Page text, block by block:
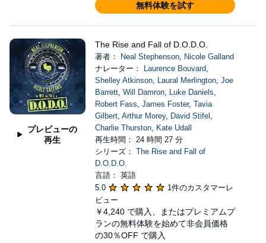
無料体験を試す
プレビューの
再生
The Rise and Fall of D.O.D.O.
著者： Neal Stephenson, Nicole Galland
ナレーター：
Laurence Bouvard,
Shelley Atkinson, Laural Merlington, Joe
Barrett, Will Damron, Luke Daniels,
Robert Fass, James Foster, Tavia
Gilbert, Arthur Morey, David Stifel ,
Charlie Thurston, Kate Udall
再生時間： 24 時間 27 分
シリーズ： The Rise and Fall of
D.O.D.O.
言語： 英語
5.0
1件のカスタマーレ
ビュー
￥4,240 で購入、またはプレミアムプ
ランの無料体験を始めて非会員価格
の30％OFF で購入